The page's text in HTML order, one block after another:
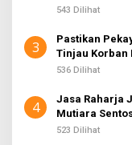
Sembiring
543 Dilihat
3
Pastikan
Tinjau Korban
536 Dilihat
4
Jasa Raharja
Mutiara
523 Dilihat